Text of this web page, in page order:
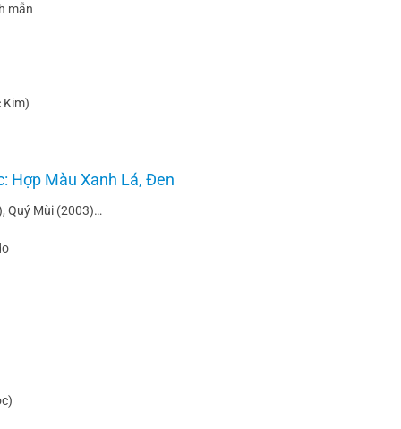
mẫn
Kim)
Hợp Màu Xanh Lá, Đen
Quý Mùi (2003)…